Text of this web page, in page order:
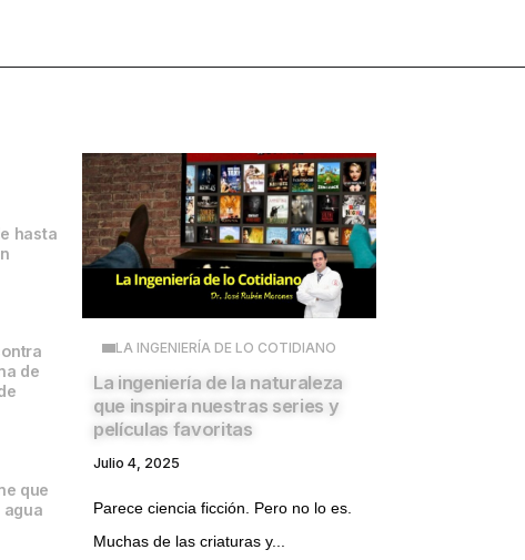
hasta
de
que
agua
LA INGENIERÍA DE LO COTIDIANO
La ingeniería de la naturaleza
que inspira nuestras series y
películas favoritas
Julio 4, 2025
Parece ciencia ficción. Pero no lo es.
Muchas de las criaturas y...